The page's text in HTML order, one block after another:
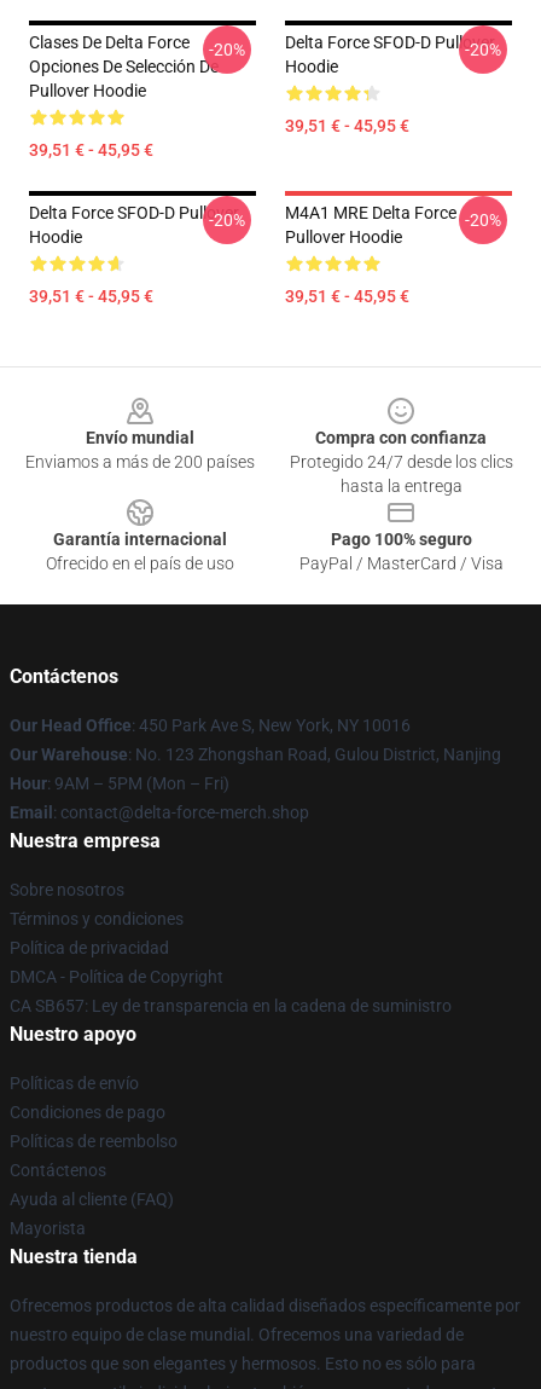
Clases De Delta Force
Opciones De Selección De
Pullover Hoodie
39,51 € - 45,95 €
-20%
Delta Force SFOD-D Pullover
Hoodie
39,51 € - 45,95 €
-20%
Delta Force SFOD-D Pullover
Hoodie
39,51 € - 45,95 €
-20%
M4A1 MRE Delta Force
Pullover Hoodie
39,51 € - 45,95 €
-20%
Envío mundial
Enviamos a más de 200 países
Compra con confianza
Protegido 24/7 desde los clics
hasta la entrega
Garantía internacional
Ofrecido en el país de uso
Pago 100% seguro
PayPal / MasterCard / Visa
Contáctenos
Our Head Office: 450 Park Ave S, New York, NY 10016
Our Warehouse: No. 123 Zhongshan Road, Gulou District, Nanjing
Hour: 9AM – 5PM (Mon – Fri)
Email : contact@delta-force-merch.shop
Nuestra empresa
Sobre nosotros
Términos y condiciones
Política de privacidad
DMCA - Política de Copyright
CA SB657: Ley de transparencia en la cadena de suministro
Nuestro apoyo
Políticas de envío
Condiciones de pago
Políticas de reembolso
Contáctenos
Ayuda al cliente (FAQ)
Mayorista
Nuestra tienda
Ofrecemos productos de alta calidad diseñados específicamente por
nuestro equipo de clase mundial. Ofrecemos una variedad de
productos que son elegantes y hermosos. Esto no es sólo para